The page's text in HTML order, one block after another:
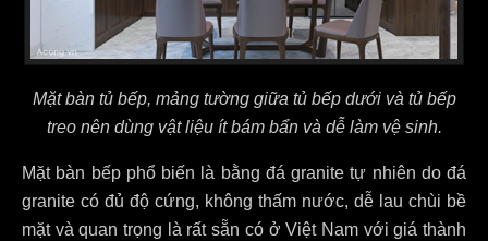
Mặt bàn tủ bếp, mảng tường giữa tủ bếp dưới và tủ bếp
treo nên dùng vật liệu ít bám bẩn và dễ làm vệ sinh.
Mặt bàn bếp phổ biến là bằng đá granite tự nhiên do đá
granite có đủ độ cứng, không thấm nước, dễ lau chùi bề
mặt và quan trọng là rất sẵn có ở Việt Nam với giá thành